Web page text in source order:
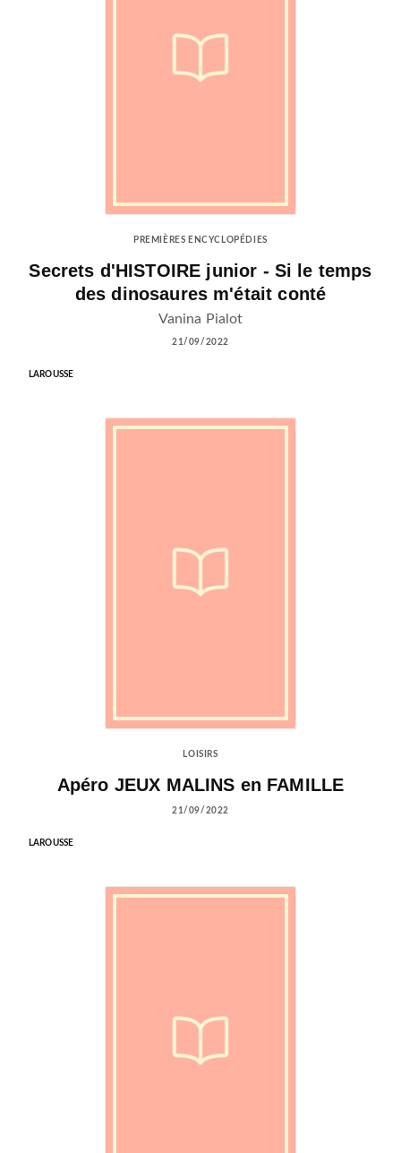
PREMIÈRES ENCYCLOPÉDIES
Secrets d'HISTOIRE junior - Si le temps
des dinosaures m'était conté
Vanina Pialot
21/09/2022
LAROUSSE
LOISIRS
Apéro JEUX MALINS en FAMILLE
21/09/2022
LAROUSSE